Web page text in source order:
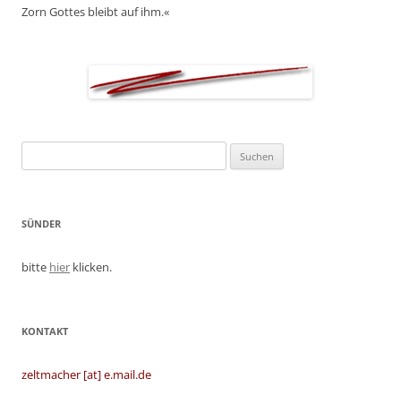
Zorn Gottes bleibt auf ihm.«
nach:
SÜNDER
bitte hier klicken.
KONTAKT
zeltmacher [at] e.mail.de